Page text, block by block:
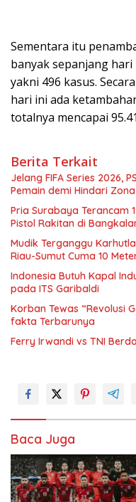
Sementara itu
banyak sepanjang
yakni 496 kasus.
hari ini ada
totalnya mencapai
Berita Terkait
Jelang FIFA Series 2026,
Pemain demi Hindari
Pria Surabaya Terancam
Pistol Rakitan di
Mudik Terganggu
Riau-Sumut Cuma 10
Indonesia Butuh Kapal
pada ITS Garibaldi
Korban Tewas “Revolusi
fakta Terbarunya
Ferry Irwandi vs TNI
Baca Juga